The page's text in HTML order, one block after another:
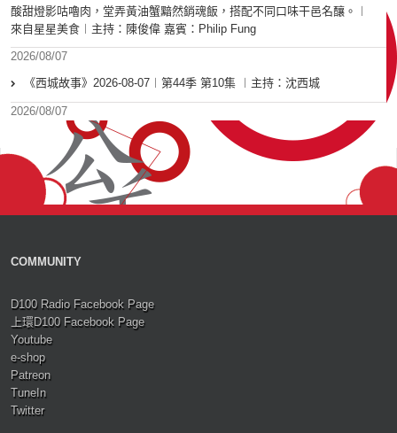
酸甜燈影咕嚕肉，堂弄黃油蟹黯然銷魂飯，搭配不同口味干邑名釀。︱
來自星星美食︱主持：陳俊偉 嘉賓：Philip Fung
2026/08/07
《西城故事》2026-08-07︱第44季 第10集 ︱主持：沈西城
2026/08/07
COMMUNITY
D100 Radio Facebook Page
上環D100 Facebook Page
Youtube
e-shop
Patreon
TuneIn
Twitter